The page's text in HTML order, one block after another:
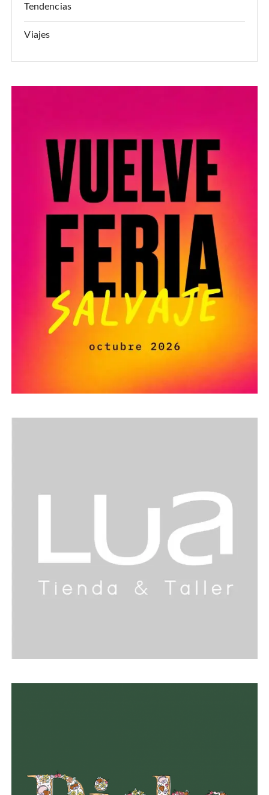
Tendencias
Viajes